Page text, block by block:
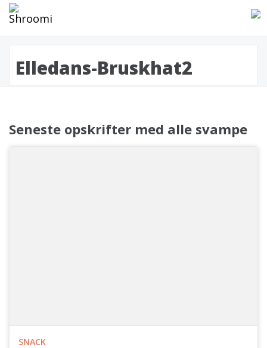
Elledans-Bruskhat2
Seneste opskrifter med alle svampe
SNACK